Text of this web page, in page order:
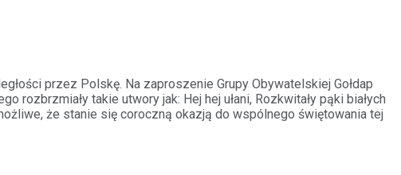
przez Polskę. Na zaproszenie Grupy Obywatelskiej Gołdap
takie utwory jak: Hej hej ułani, Rozkwitały pąki białych
że stanie się coroczną okazją do wspólnego świętowania tej